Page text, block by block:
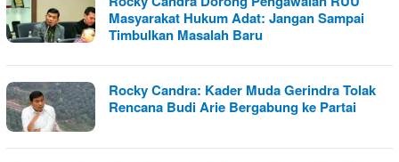
Masyarakat Hukum Adat: Jangan Sampai
Timbulkan Masalah Baru
Rocky Candra: Kader Muda Gerindra Tolak
Rencana Budi Arie Bergabung ke Partai